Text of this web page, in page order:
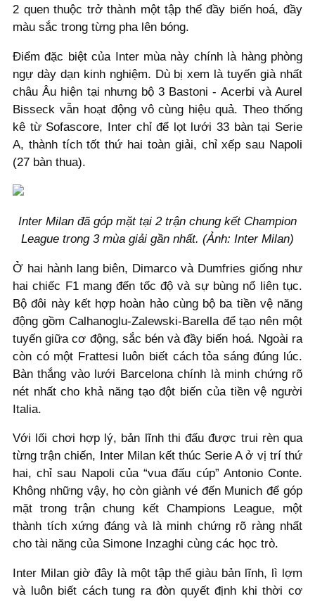
2 quen thuộc trở thành một tập thể đầy biến hoá, đầy
màu sắc trong từng pha lên bóng.
Điểm đặc biệt của Inter mùa này chính là hàng phòng
ngự dày dạn kinh nghiệm. Dù bị xem là tuyến già nhất
châu Âu hiện tại nhưng bộ 3 Bastoni - Acerbi và Aurel
Bisseck vẫn hoạt động vô cùng hiệu quả. Theo thống
kê từ Sofascore, Inter chỉ để lọt lưới 33 bàn tại Serie
A, thành tích tốt thứ hai toàn giải, chỉ xếp sau Napoli
(27 bàn thua).
Inter Milan đã góp mặt tại 2 trận chung kết Champion
League trong 3 mùa giải gần nhất. (Ảnh: Inter Milan)
Ở hai hành lang biên, Dimarco và Dumfries giống như
hai chiếc F1 mang đến tốc độ và sự bùng nổ liên tục.
Bộ đôi này kết hợp hoàn hảo cùng bộ ba tiền vệ năng
động gồm Calhanoglu-Zalewski-Barella để tạo nên một
tuyến giữa cơ động, sắc bén và đầy biến hoá. Ngoài ra
còn có một Frattesi luôn biết cách tỏa sáng đúng lúc.
Bàn thắng vào lưới Barcelona chính là minh chứng rõ
nét nhất cho khả năng tạo đột biến của tiền vệ người
Italia.
Với lối chơi hợp lý, bản lĩnh thi đấu được trui rèn qua
từng trận chiến, Inter Milan kết thúc Serie A ở vị trí thứ
hai, chỉ sau Napoli của “vua đấu cúp” Antonio Conte.
Không những vậy, họ còn giành vé đến Munich để góp
mặt trong trận chung kết Champions League, một
thành tích xứng đáng và là minh chứng rõ ràng nhất
cho tài năng của Simone Inzaghi cùng các học trò.
Inter Milan giờ đây là một tập thể giàu bản lĩnh, lì lợm
và luôn biết cách tung ra đòn quyết định khi thời cơ